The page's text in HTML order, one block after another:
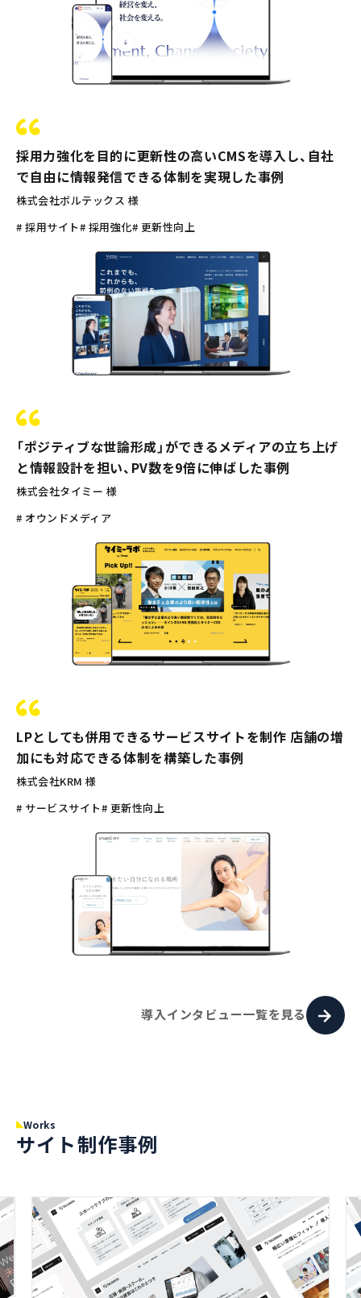
採用力強化を目的に更新性の高いCMSを導入し、自社
で自由に情報発信できる体制を実現した事例
株式会社ボルテックス 様
# 採用サイト# 採用強化# 更新性向上
「ポジティブな世論形成」ができるメディアの立ち上げ
と情報設計を担い、PV数を9倍に伸ばした事例
株式会社タイミー 様
# オウンドメディア
LPとしても併用できるサービスサイトを制作 店舗の増
加にも対応できる体制を構築した事例
株式会社KRM 様
# サービスサイト# 更新性向上
導入インタビュー一覧を見る
Works
サイト制作事例